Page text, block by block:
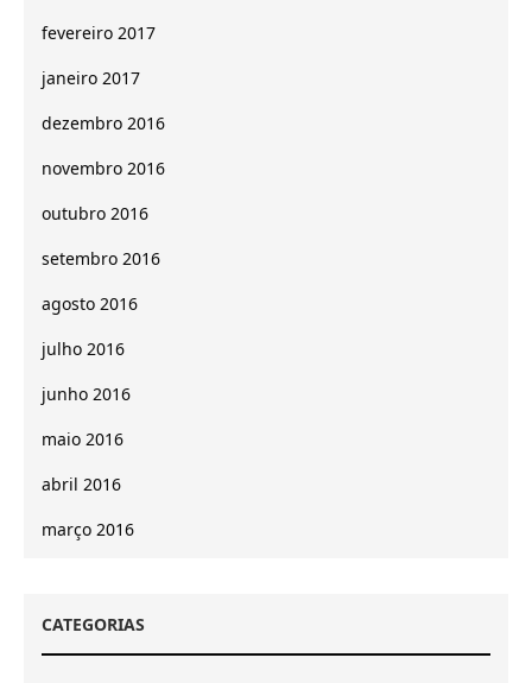
fevereiro 2017
janeiro 2017
dezembro 2016
novembro 2016
outubro 2016
setembro 2016
agosto 2016
julho 2016
junho 2016
maio 2016
abril 2016
março 2016
CATEGORIAS